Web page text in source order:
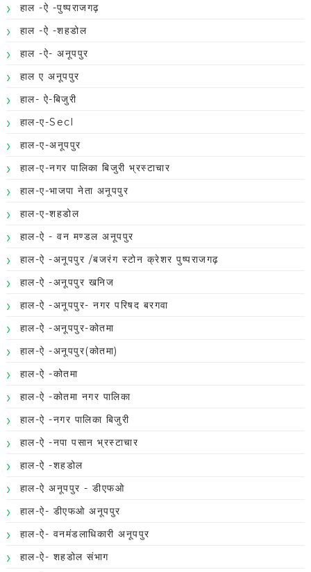
हाल -ऐ -पुष्पराजगढ़
हाल -ऐ -शहडोल
हाल -ऐ- अनूपपुर
हाल ए अनूपपुर
हाल- ऐ-बिजुरी
हाल-ए-Secl
हाल-ए-अनूपपुर
हाल-ए-नगर पालिका बिजुरी भ्रस्टाचार
हाल-ए-भाजपा नेता अनूपपुर
हाल-ए-शहडोल
हाल-ऐ - वन मण्डल अनूपपुर
हाल-ऐ -अनूपपुर /बजरंग स्टोन क्रेशर पुष्पराजगढ़
हाल-ऐ -अनूपपुर खनिज
हाल-ऐ -अनूपपुर- नगर परिषद बरगवा
हाल-ऐ -अनूपपुर-कोतमा
हाल-ऐ -अनूपपुर(कोतमा)
हाल-ऐ -कोतमा
हाल-ऐ -कोतमा नगर पालिका
हाल-ऐ -नगर पालिका बिजुरी
हाल-ऐ -नपा पसान भ्रस्टाचार
हाल-ऐ -शहडोल
हाल-ऐ अनूपपुर - डीएफओ
हाल-ऐ- डीएफओ अनूपपुर
हाल-ऐ- वनमंडलाधिकारी अनूपपुर
हाल-ऐ- शहडोल संभाग